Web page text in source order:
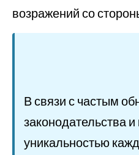
возражений со
В связи с частым
законодательства
уникальностью